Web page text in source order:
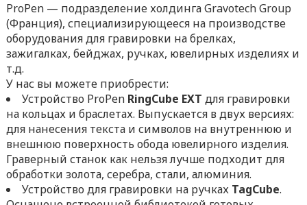
ProPen — подразделение холдинга Gravotech Group
(Франция), специализирующееся на производстве
оборудования для гравировки на брелках,
зажигалках, бейджах, ручках, ювелирных изделиях и
т.д.
У нас вы можете приобрести:
Устройство ProPen RingCube EXT для гравировки
на кольцах и браслетах. Выпускается в двух версиях:
для нанесения текста и символов на внутреннюю и
внешнюю поверхность обода ювелирного изделия.
Граверный станок как нельзя лучше подходит для
обработки золота, серебра, стали, алюминия.
Устройство для гравировки на ручках TagCube.